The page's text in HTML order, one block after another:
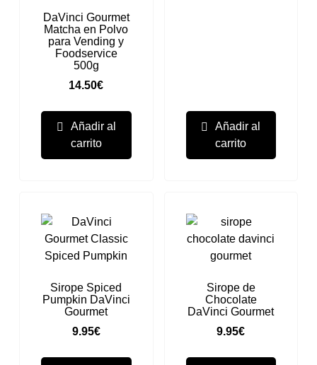
DaVinci Gourmet
Matcha en Polvo
para Vending y
Foodservice
500g
14.50€
Añadir al
carrito
Añadir al
carrito
Sirope Spiced
Pumpkin DaVinci
Gourmet
9.95€
Sirope de
Chocolate
DaVinci Gourmet
9.95€